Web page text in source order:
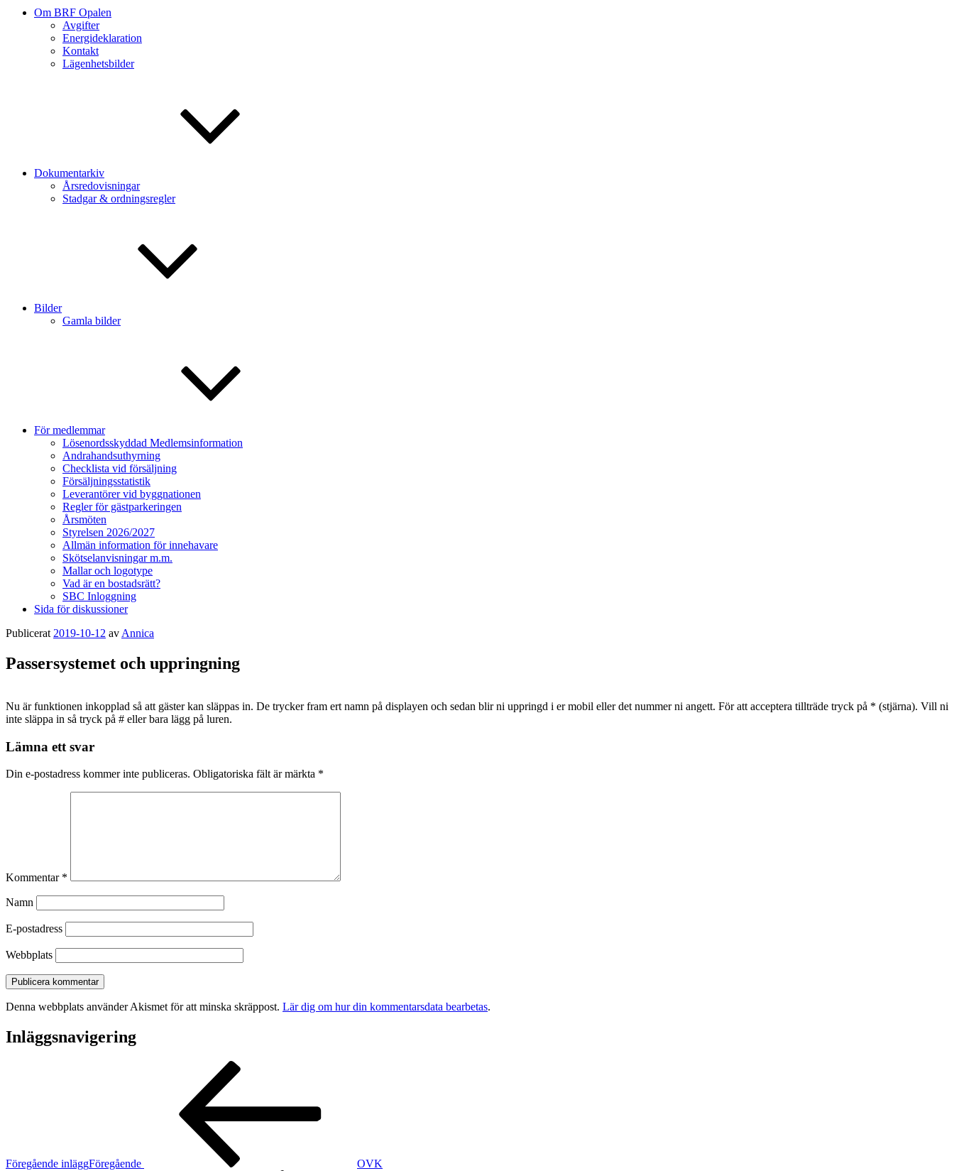
Om BRF Opalen
Avgifter
Energideklaration
Kontakt
Lägenhetsbilder
Dokumentarkiv
Årsredovisningar
Stadgar & ordningsregler
Bilder
Gamla bilder
För medlemmar
Lösenordsskyddad Medlemsinformation
Andrahandsuthyrning
Checklista vid försäljning
Försäljningsstatistik
Leverantörer vid byggnationen
Regler för gästparkeringen
Årsmöten
Styrelsen 2026/2027
Allmän information för innehavare
Skötselanvisningar m.m.
Mallar och logotype
Vad är en bostadsrätt?
SBC Inloggning
Sida för diskussioner
Publicerat 2019-10-12 av Annica
Passersystemet och uppringning
Nu är funktionen inkopplad så att gäster kan släppas in. De trycker fram ert namn på displayen och sedan blir ni uppringd i er mobil eller det nummer ni angett. För att acceptera tillträde tryck på * (stjärna). Vill ni
inte släppa in så tryck på # eller bara lägg på luren.
Lämna ett svar
Din e-postadress kommer inte publiceras. Obligatoriska fält är märkta *
Kommentar *
Namn
E-postadress
Webbplats
Denna webbplats använder Akismet för att minska skräppost. Lär dig om hur din kommentarsdata bearbetas.
Inläggsnavigering
Föregående inläggFöregående OVK